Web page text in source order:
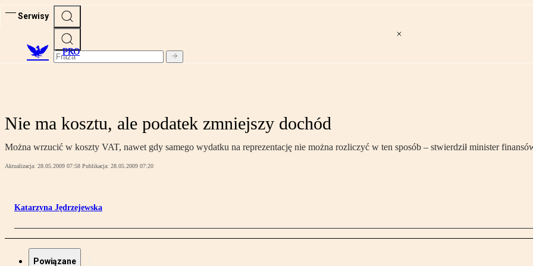
Serwisy
PRO
Nie ma kosztu, ale podatek zmniejszy dochód
Można wrzucić w koszty VAT, nawet gdy samego wydatku na reprezentację nie można rozliczyć w ten sposób – stwierdził minister
Aktualizacja: 28.05.2009 07:58 Publikacja: 28.05.2009 07:20
Katarzyna Jędrzejewska
Powiązane